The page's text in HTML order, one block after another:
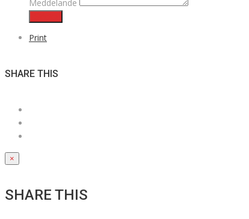
Meddelande
Print
SHARE THIS
×
SHARE THIS